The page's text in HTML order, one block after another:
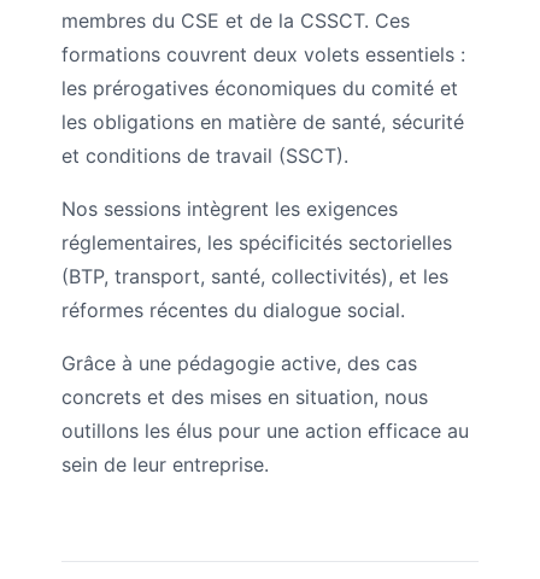
membres du CSE et de la CSSCT. Ces
formations couvrent deux volets essentiels :
les prérogatives économiques du comité et
les obligations en matière de santé, sécurité
et conditions de travail (SSCT).
Nos sessions intègrent les exigences
réglementaires, les spécificités sectorielles
(BTP, transport, santé, collectivités), et les
réformes récentes du dialogue social.
Grâce à une pédagogie active, des cas
concrets et des mises en situation, nous
outillons les élus pour une action efficace au
sein de leur entreprise.